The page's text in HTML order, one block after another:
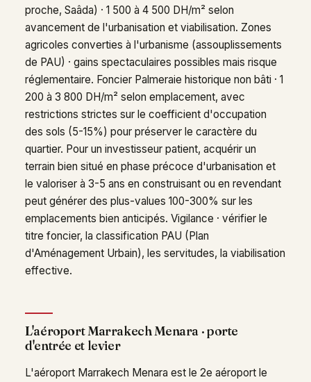
proche, Saâda) · 1 500 à 4 500 DH/m² selon
avancement de l'urbanisation et viabilisation. Zones
agricoles converties à l'urbanisme (assouplissements
de PAU) · gains spectaculaires possibles mais risque
réglementaire. Foncier Palmeraie historique non bâti · 1
200 à 3 800 DH/m² selon emplacement, avec
restrictions strictes sur le coefficient d'occupation
des sols (5-15%) pour préserver le caractère du
quartier. Pour un investisseur patient, acquérir un
terrain bien situé en phase précoce d'urbanisation et
le valoriser à 3-5 ans en construisant ou en revendant
peut générer des plus-values 100-300% sur les
emplacements bien anticipés. Vigilance · vérifier le
titre foncier, la classification PAU (Plan
d'Aménagement Urbain), les servitudes, la viabilisation
effective.
L'aéroport Marrakech Menara · porte
d'entrée et levier
L'aéroport Marrakech Menara est le 2e aéroport le